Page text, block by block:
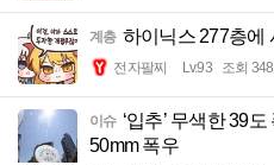
계층 하이닉스 277층에
전자팔찌 Lv.93 조회 348
이슈 ‘입추’ 무색한 39
50mm 폭우